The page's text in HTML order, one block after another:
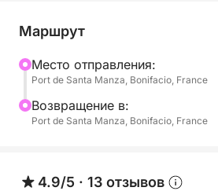
палубе. Буду рад
Маршрут
Mесто отправления:
Port de Santa Manza, Bonifacio, France
Bозвращение в:
Port de Santa Manza, Bonifacio, France
4.9/5 · 13 отзывов